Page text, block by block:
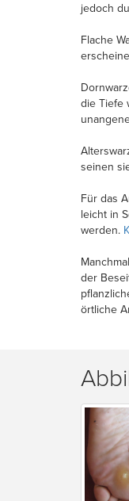
jedoch
Flache
die Tiefe
seinen
Für das
leicht in
werden.
der
örtliche